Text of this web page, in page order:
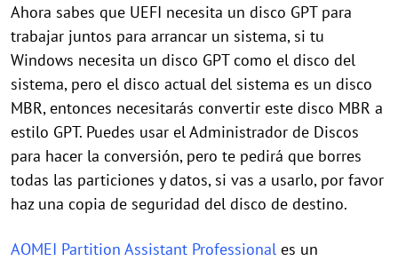
Ahora sabes que UEFI necesita un disco GPT para
trabajar juntos para arrancar un sistema, si tu
Windows necesita un disco GPT como el disco del
sistema, pero el disco actual del sistema es un disco
MBR, entonces necesitarás convertir este disco MBR a
estilo GPT. Puedes usar el Administrador de Discos
para hacer la conversión, pero te pedirá que borres
todas las particiones y datos, si vas a usarlo, por favor
haz una copia de seguridad del disco de destino.
AOMEI Partition Assistant Professional es un